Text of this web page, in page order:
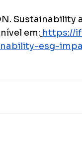
em: https://
esg-